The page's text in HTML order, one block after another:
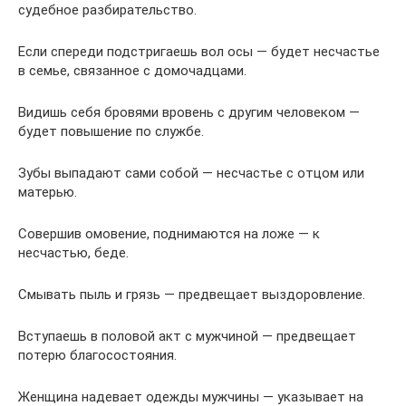
судебное разбирательство.
Если спереди подстригаешь вол осы — будет несчастье
в семье, связанное с домочадцами.
Видишь себя бровями вровень с другим человеком —
будет повышение по службе.
Зубы выпадают сами собой — несчастье с отцом или
матерью.
Совершив омовение, поднимаются на ложе — к
несчастью, беде.
Смывать пыль и грязь — предвещает выздоровление.
Вступаешь в половой акт с мужчиной — предвещает
потерю благосостояния.
Женщина надевает одежды мужчины — указывает на